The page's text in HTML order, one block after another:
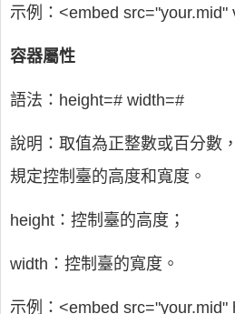
示例：<embed src="your.mid"
容器屬性
語法：height=# width=#
說明：取值為正整數或百分數
規定控制臺的高度和寬度。
height：控制臺的高度；
width：控制臺的寬度。
示例：<embed